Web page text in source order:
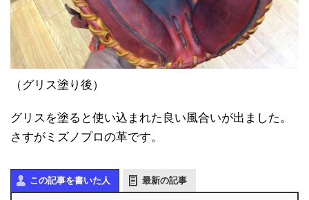
（グリス塗り後）
グリスを塗ると使い込まれた良い風合いが出ました。
さすがミズノプロの革です。
この記事を書いた人 最新の記事